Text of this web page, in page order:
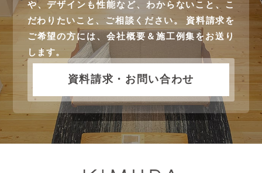
や、デザインも性能など、わからないこと、こ
だわりたいこと、ご相談ください。 資料請求を
ご希望の方には、会社概要＆施工例集をお送り
します。
資料請求・お問い合わせ